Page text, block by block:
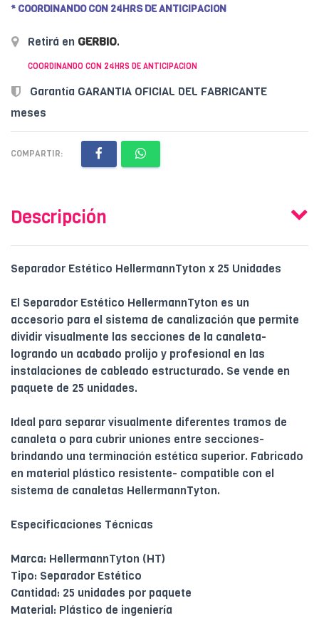
* COORDINANDO CON 24HRS DE ANTICIPACION
Retirá en GERBIO.
COORDINANDO CON 24HRS DE ANTICIPACION
Garantía GARANTIA OFICIAL DEL FABRICANTE
meses
COMPARTIR:
Descripción
Separador Estético HellermannTyton x 25 Unidades
El Separador Estético HellermannTyton es un
accesorio para el sistema de canalización que permite
dividir visualmente las secciones de la canaleta-
logrando un acabado prolijo y profesional en las
instalaciones de cableado estructurado. Se vende en
paquete de 25 unidades.
Ideal para separar visualmente diferentes tramos de
canaleta o para cubrir uniones entre secciones-
brindando una terminación estética superior. Fabricado
en material plástico resistente- compatible con el
sistema de canaletas HellermannTyton.
Especificaciones Técnicas
Marca: HellermannTyton (HT)
Tipo: Separador Estético
Cantidad: 25 unidades por paquete
Material: Plástico de ingeniería